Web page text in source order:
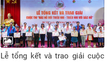
Lễ tổng kết và trao giải cuộc